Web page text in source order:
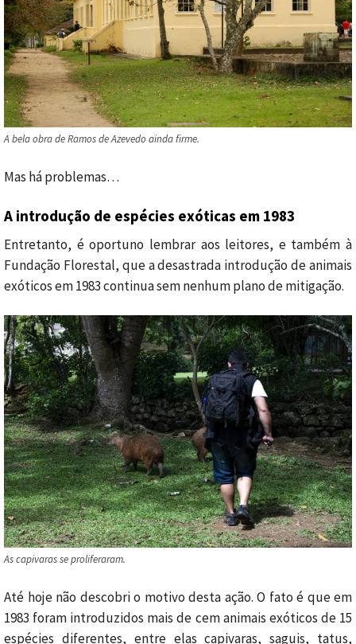
A bela obra de Ramos de Azevedo ainda firme.
Mas há problemas…
A introdução de espécies exóticas em 1983
Entretanto, é oportuno lembrar aos leitores, e também à
Fundação Florestal, que a desastrada introdução de animais
exóticos em 1983 continua sem nenhum plano de mitigação.
As capivaras se proliferaram.
Até hoje não descobri o motivo desta ação. O fato é que em
1983 foram introduzidos mais de cem animais exóticos de 15
espécies diferentes, entre elas capivaras, saguis, tatus,